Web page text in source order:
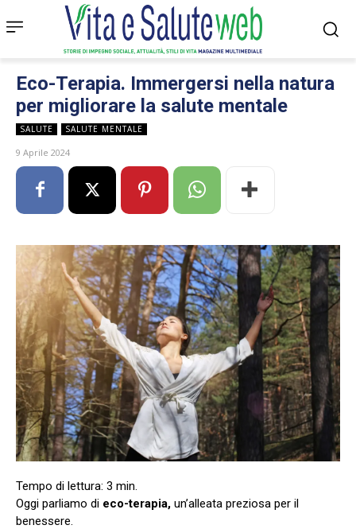
Eco-Terapia. Immergersi nella natura
per migliorare la salute mentale
SALUTE SALUTE MENTALE
9 Aprile 2024
Oggi parliamo di eco-terapia, un’alleata preziosa per il
benessere.